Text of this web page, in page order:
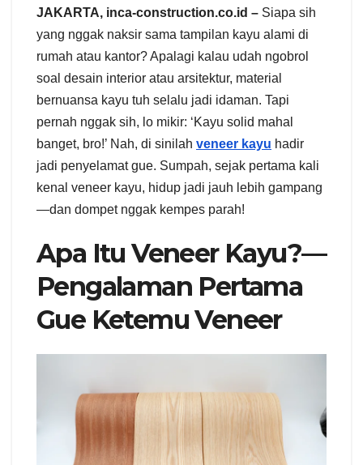
JAKARTA, inca-construction.co.id – Siapa sih
yang nggak naksir sama tampilan kayu alami di
rumah atau kantor? Apalagi kalau udah ngobrol
soal desain interior atau arsitektur, material
bernuansa kayu tuh selalu jadi idaman. Tapi
pernah nggak sih, lo mikir: ‘Kayu solid mahal
banget, bro!’ Nah, di sinilah veneer kayu hadir
jadi penyelamat gue. Sumpah, sejak pertama kali
kenal veneer kayu, hidup jadi jauh lebih gampang
—dan dompet nggak kempes parah!
Apa Itu Veneer Kayu?—
Pengalaman Pertama
Gue Ketemu Veneer